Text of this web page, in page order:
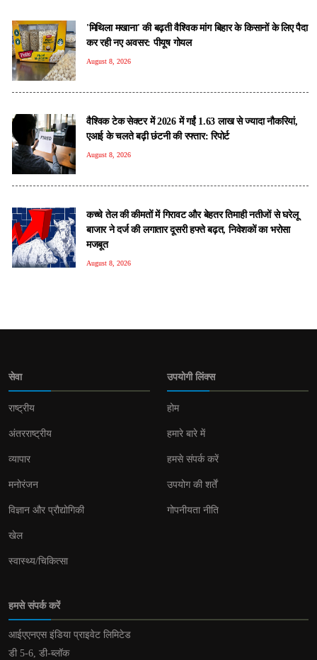
'मिथिला मखाना' की बढ़ती वैश्विक मांग बिहार के किसानों के लिए पैदा
कर रही नए अवसर: पीयूष गोयल
August 8, 2026
वैश्विक टेक सेक्टर में 2026 में गईं 1.63 लाख से ज्यादा नौकरियां,
एआई के चलते बढ़ी छंटनी की रफ्तार: रिपोर्ट
August 8, 2026
कच्चे तेल की कीमतों में गिरावट और बेहतर तिमाही नतीजों से घरेलू
बाजार ने दर्ज की लगातार दूसरी हफ्ते बढ़त, निवेशकों का भरोसा
मजबूत
August 8, 2026
सेवा
राष्ट्रीय
अंतरराष्ट्रीय
व्यापार
मनोरंजन
विज्ञान और प्रौद्योगिकी
खेल
स्वास्थ्य/चिकित्सा
उपयोगी लिंक्स
होम
हमारे बारे में
हमसे संपर्क करें
उपयोग की शर्तें
गोपनीयता नीति
हमसे संपर्क करें
आईएएनएस इंडिया प्राइवेट लिमिटेड
डी 5-6, डी-ब्लॉक